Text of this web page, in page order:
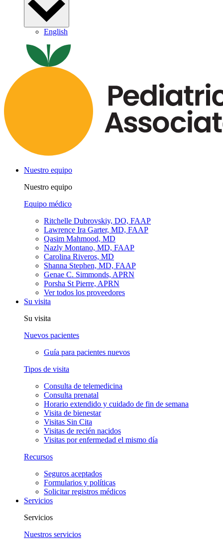
English
Nuestro equipo
Nuestro equipo
Equipo médico
Ritchelle Dubrovskiy, DO, FAAP
Lawrence Ira Garter, MD, FAAP
Qasim Mahmood, MD
Nazly Montano, MD, FAAP
Carolina Riveros, MD
Shanna Stephen, MD, FAAP
Genae C. Simmonds, APRN
Porsha St Pierre, APRN
Ver todos los proveedores
Su visita
Su visita
Nuevos pacientes
Guía para pacientes nuevos
Tipos de visita
Consulta de telemedicina
Consulta prenatal
Horario extendido y cuidado de fin de semana
Visita de bienestar
Visitas Sin Cita
Visitas de recién nacidos
Visitas por enfermedad el mismo día
Recursos
Seguros aceptados
Formularios y políticas
Solicitar registros médicos
Servicios
Servicios
Nuestros servicios